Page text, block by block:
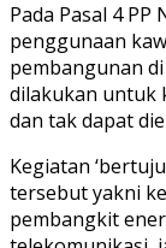
Pada Pasal 4
penggunaan
pembangunan
dilakukan untuk
dan tak dapat
Kegiatan
tersebut yakni
pembangkit